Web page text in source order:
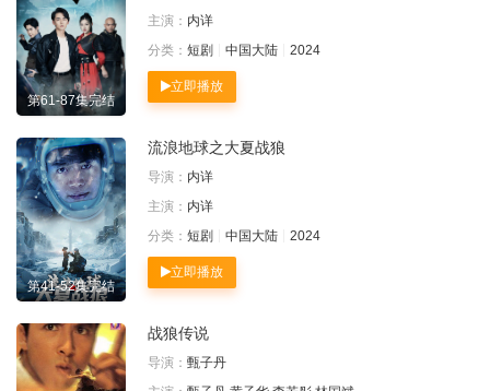
第61-87集完结
主演： 内详
分类： 短剧 中国大陆 2024
立即播放
第41-52集完结
流浪地球之大夏战狼
导演： 内详
主演： 内详
分类： 短剧 中国大陆 2024
立即播放
战狼传说
导演： 甄子丹